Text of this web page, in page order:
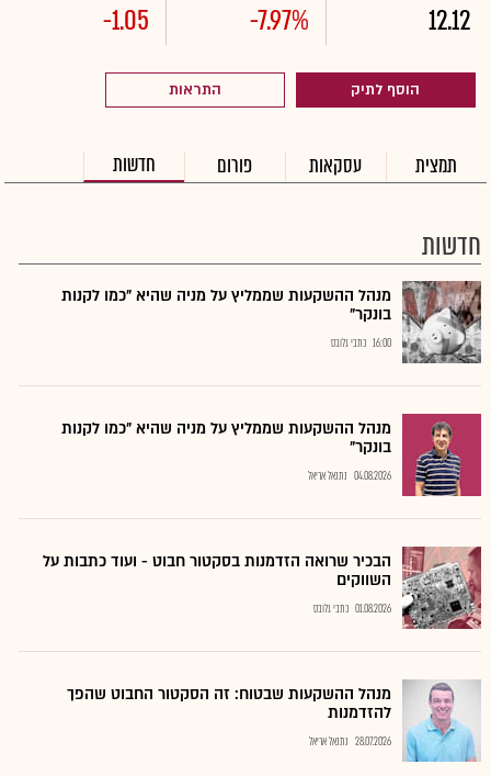
12.12
-7.97%
-1.05
הוסף לתיק התראות
תמצית עסקאות פורום חדשות
חדשות
מנהל ההשקעות שממליץ על מניה שהיא "כמו לקנות
בונקר"
16:00 כתבי גלובס
מנהל ההשקעות שממליץ על מניה שהיא "כמו לקנות
בונקר"
04.08.2026 נתנאל אריאל
הבכיר שרואה הזדמנות בסקטור חבוט - ועוד כתבות על
השווקים
01.08.2026 כתבי גלובס
מנהל ההשקעות שבטוח: זה הסקטור החבוט שהפך
להזדמנות
28.07.2026 נתנאל אריאל